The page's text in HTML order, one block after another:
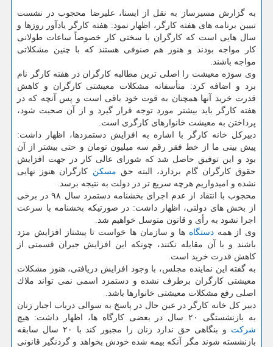
به گزارش مسیرساز به نقل از ایسنا، علیرضا محجوب در نشست
تبیین برنامه های هفته كارگر، اظهار نمود: هفته كارگر یادآور روزها و
سال هایی است كه كارگران با سختی كار خصوصاً ساعات طولانی
كار مواجه بودند و هنوز هم صنوفی هستند كه با چنین مشكلاتی
مواجه باشند.
وی سوژه معیشت را اصلی ترین مطالبه كارگران در هفته كارگر نام
برد و اضافه كرد: متأسفانه مشكلات معیشتی كارگران و كاهش
قدرت خرید آنها همچنان به قوت خود باقی است و پس آنچه كه در
هفته كارگر باید بیشتر مورد توجه قرار گیرد و از آن صحبت شود،
پرداختن به معیشت خانوارهای كارگری است.
دبیركل خانه كارگر با اشاره به افزایش دستمزدها، اظهار داشت:
پیش بینی ما از خط فقر رقم سه میلیون تومان و حتی بیشتر از آن
بود و این توفیق حاصل شد كه شورای عالی كار در جهت افزایش
حقوق كارگران گام بردارد، البته حق مسكن كارگران هنوز نهایی
نشده و امیدواریم هرچه سریع تر در دولت به نتیجه برسد.
محجوب با انتقاد از عدم اجرای بخشنامه دستمزد سال ۹۸ در برخی
از بخش های دولتی، اظهار داشت: در صورتیكه بخشنامه با سرعت
اجرا نشود به رأی و قانون متوسل خواهیم شد.
وی از همهدستگاه ها و سازمان ها خواست تا پیشتاز افزایش مزد
باشند و با آن مقابله نكنند، چونكه این افزایش جبران قسمتی از
كاهش قدرت خرید است.
به گفته این نماینده مجلس، با وجود افزایش دریافتی، هنوز مشكلات
معیشتی كارگران برطرف نشده و دستمزد اسمی نمی تواند ملاك
اصلی رفع مشكلات معیشتی خانوارها باشد.
دبیر كل خانه كارگر در عین حال در پاسخ به سوالی درباب اجبار زنان
به بازنشستگی ۲۰ سال در بعضی كارگاه ها، اظهار داشت: هیچ
شركت
و بنگاهی حق ندارد زنان را مجبور كند با ۲۰ سال سابقه
بازنشسته شوند مگر آنكه بیمه شده خودش بخواهد و گردنگیر قانونی